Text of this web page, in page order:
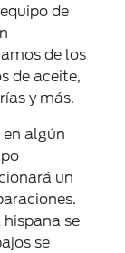
de
de los
de aceite,
y más.
algún
un
hispana se
se